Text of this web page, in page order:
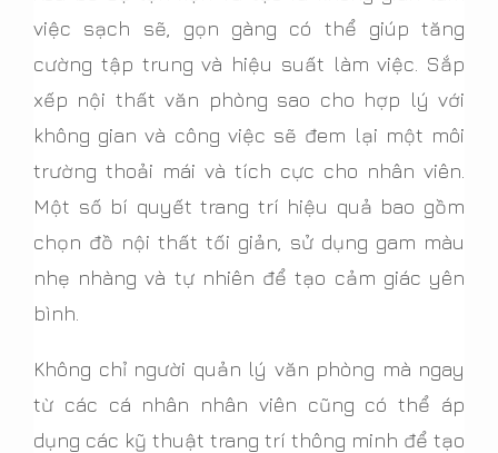
việc sạch sẽ, gọn gàng có thể giúp tăng
cường tập trung và hiệu suất làm việc. Sắp
xếp nội thất văn phòng sao cho hợp lý với
không gian và công việc sẽ đem lại một môi
trường thoải mái và tích cực cho nhân viên.
Một số bí quyết trang trí hiệu quả bao gồm
chọn đồ nội thất tối giản, sử dụng gam màu
nhẹ nhàng và tự nhiên để tạo cảm giác yên
bình.
Không chỉ người quản lý văn phòng mà ngay
từ các cá nhân nhân viên cũng có thể áp
dụng các kỹ thuật trang trí thông minh để tạo